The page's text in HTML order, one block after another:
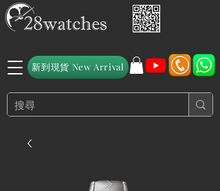
新到現貨 New Arrival